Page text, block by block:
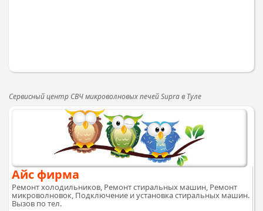
Сервисный центр СВЧ микроволновых печей Supra в Туле
Айс фирма
Ремонт холодильников, Ремонт стиральных машин, Ремонт
микроволновок, Подключение и установка стиральных машин.
Вызов по тел.